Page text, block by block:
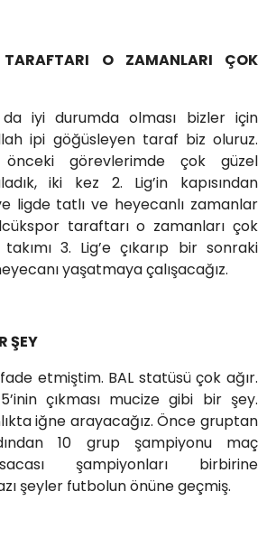
TARAFTARI O ZAMANLARI ÇOK
da iyi durumda olması bizler için
ipi göğüsleyen taraf biz oluruz.
görevlerimde çok güzel
iki kez 2. Lig’in kapısından
ligde tatlı ve heyecanlı zamanlar
taraftarı o zamanları çok
3. Lig’e çıkarıp bir sonraki
yaşatmaya çalışacağız.
ŞEY
etmiştim. BAL statüsü çok ağır.
çıkması mucize gibi bir şey.
iğne arayacağız. Önce gruptan
10 grup şampiyonu maç
şampiyonları birbirine
şeyler futbolun önüne geçmiş.